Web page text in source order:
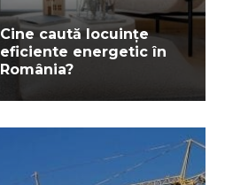
Cine caută locuințe
eficiente energetic în
România?